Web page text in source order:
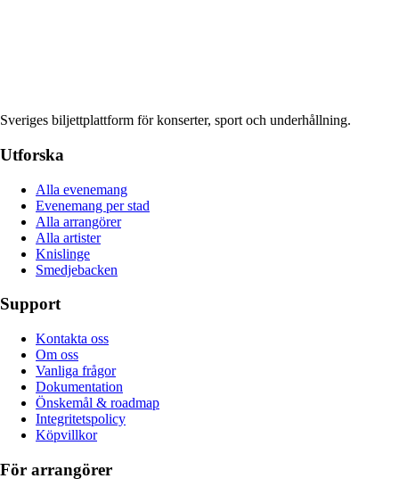
Sveriges biljettplattform för konserter, sport och underhållning.
Utforska
Alla evenemang
Evenemang per stad
Alla arrangörer
Alla artister
Knislinge
Smedjebacken
Support
Kontakta oss
Om oss
Vanliga frågor
Dokumentation
Önskemål & roadmap
Integritetspolicy
Köpvillkor
För arrangörer